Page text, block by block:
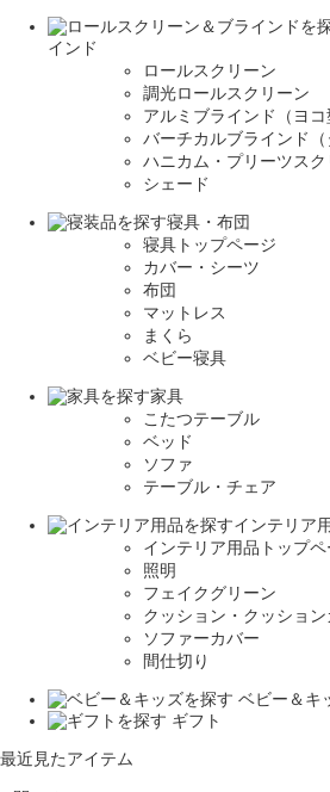
インド
ロールスクリーン
調光ロールスクリーン
アルミブラインド（ヨコ
バーチカルブラインド（
ハニカム・プリーツスク
シェード
寝具・布団
寝具トップページ
カバー・シーツ
布団
マットレス
まくら
ベビー寝具
家具
こたつテーブル
ベッド
ソファ
テーブル・チェア
インテリア
インテリア用品トップペ
照明
フェイクグリーン
クッション・クッション
ソファーカバー
間仕切り
ベビー＆キ
ギフト
最近見たアイテム